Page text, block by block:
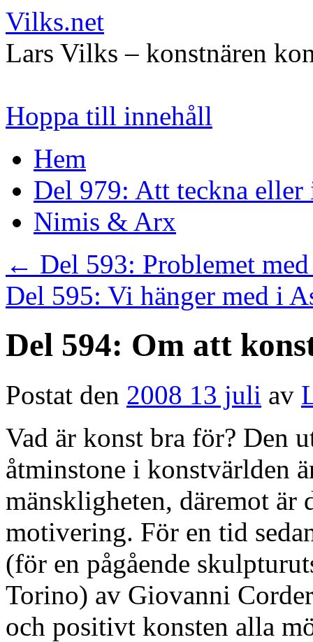
Vilks.net
Lars Vilks – konstnären
Hoppa till innehåll
Hem
Del 979: Att teckna eller
Nimis & Arx
← Del 593: Problemet
Del 595: Vi hänger med i
Del 594: Om att
Postat den 2008 13 juli av
Vad är konst bra för? Den
åtminstone i konstvärlden
mänskligheten, däremot
motivering. För en tid
(för en pågående
Torino) av Giovanni
och positivt konsten alla